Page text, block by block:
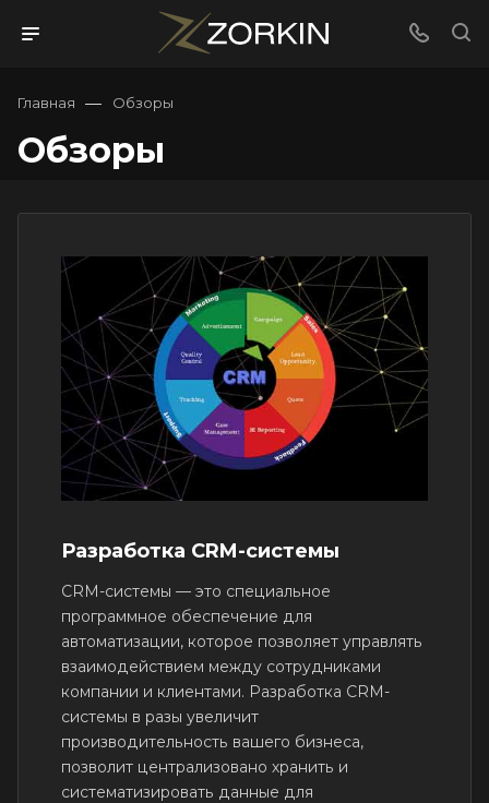
Главная — Обзоры
Обзоры
Разработка CRM-системы
CRM-системы — это специальное
программное обеспечение для
автоматизации, которое позволяет управлять
взаимодействием между сотрудниками
компании и клиентами. Разработка CRM-
системы в разы увеличит
производительность вашего бизнеса,
позволит централизовано хранить и
систематизировать данные для